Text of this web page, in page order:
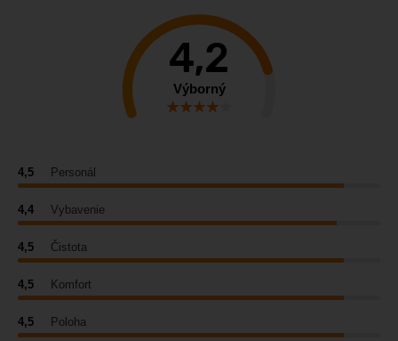
4,2
Výborný
4,5 Personál
4,4 Vybavenie
4,5 Čistota
4,5 Komfort
4,5 Poloha